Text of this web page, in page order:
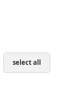
select all